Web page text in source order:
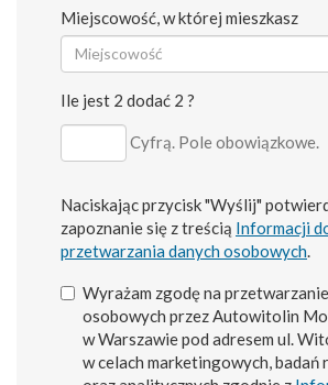
Miejscowość, w której mieszkasz
Ile jest 2 dodać 2 ?
Cyfrą. Pole obowiązkowe.
Naciskając przycisk "Wyślij"
zapoznanie się z treścią Informacji
przetwarzania danych osobowych.
Wyrażam zgodę na
osobowych przez Autowitolin
w Warszawie pod adresem ul.
w celach marketingowych, badań